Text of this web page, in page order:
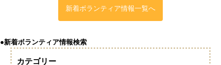
新着ボランティア情報一覧へ
●新着ボランティア情報検索
カテゴリー